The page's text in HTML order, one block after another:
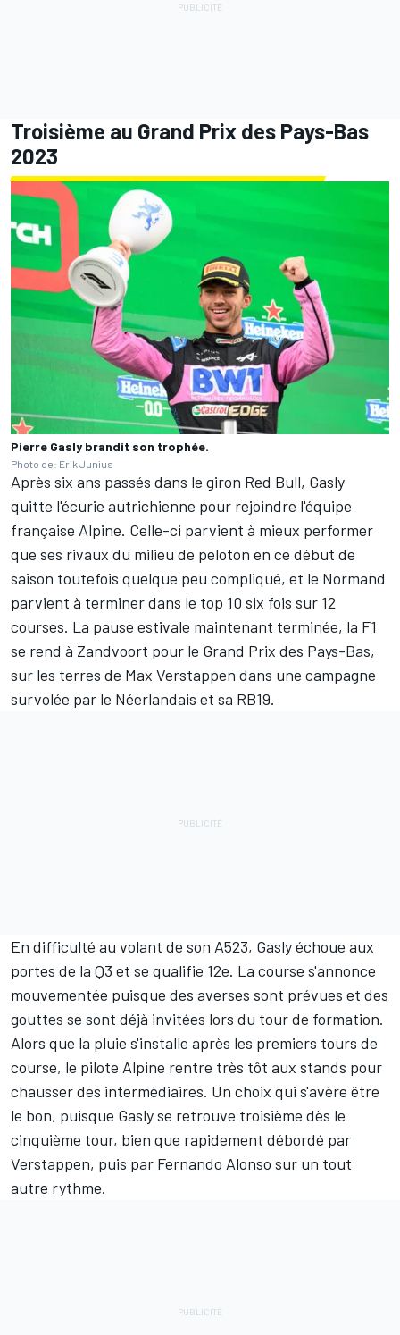
Troisième au Grand Prix des Pays-Bas
2023
Pierre Gasly brandit son trophée.
Photo de: Erik Junius
Après six ans passés dans le giron Red Bull, Gasly
quitte l'écurie autrichienne pour rejoindre l'équipe
française Alpine. Celle-ci parvient à mieux performer
que ses rivaux du milieu de peloton en ce début de
saison toutefois quelque peu compliqué, et le Normand
parvient à terminer dans le top 10 six fois sur 12
courses. La pause estivale maintenant terminée, la F1
se rend à Zandvoort pour le Grand Prix des Pays-Bas,
sur les terres de Max Verstappen dans une campagne
survolée par le Néerlandais et sa RB19.
En difficulté au volant de son A523, Gasly échoue aux
portes de la Q3 et se qualifie 12e. La course s'annonce
mouvementée puisque des averses sont prévues et des
gouttes se sont déjà invitées lors du tour de formation.
Alors que la pluie s'installe après les premiers tours de
course, le pilote Alpine rentre très tôt aux stands pour
chausser des intermédiaires. Un choix qui s'avère être
le bon, puisque Gasly se retrouve troisième dès le
cinquième tour, bien que rapidement débordé par
Verstappen, puis par Fernando Alonso sur un tout
autre rythme.